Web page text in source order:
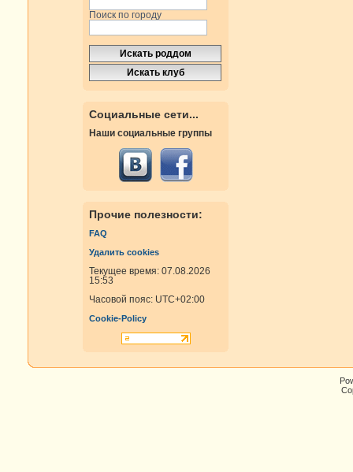
Поиск по городу
Социальные сети...
Наши социальные группы
Прочие полезности:
FAQ
Удалить cookies
Текущее время: 07.08.2026
15:53
Часовой пояс: UTC+02:00
Cookie-Policy